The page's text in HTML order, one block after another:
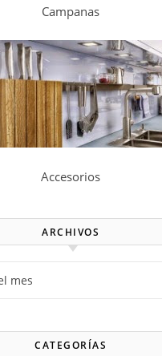
Campanas
Accesorios
ARCHIVOS
CATEGORÍAS